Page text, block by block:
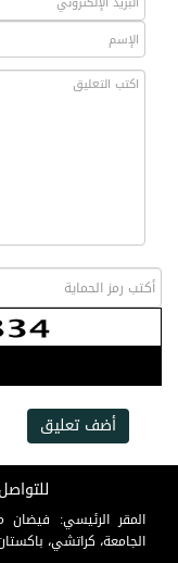
أضف تعليق
المقر الرئيسي: فيضان
الجامعة، كراتشي،